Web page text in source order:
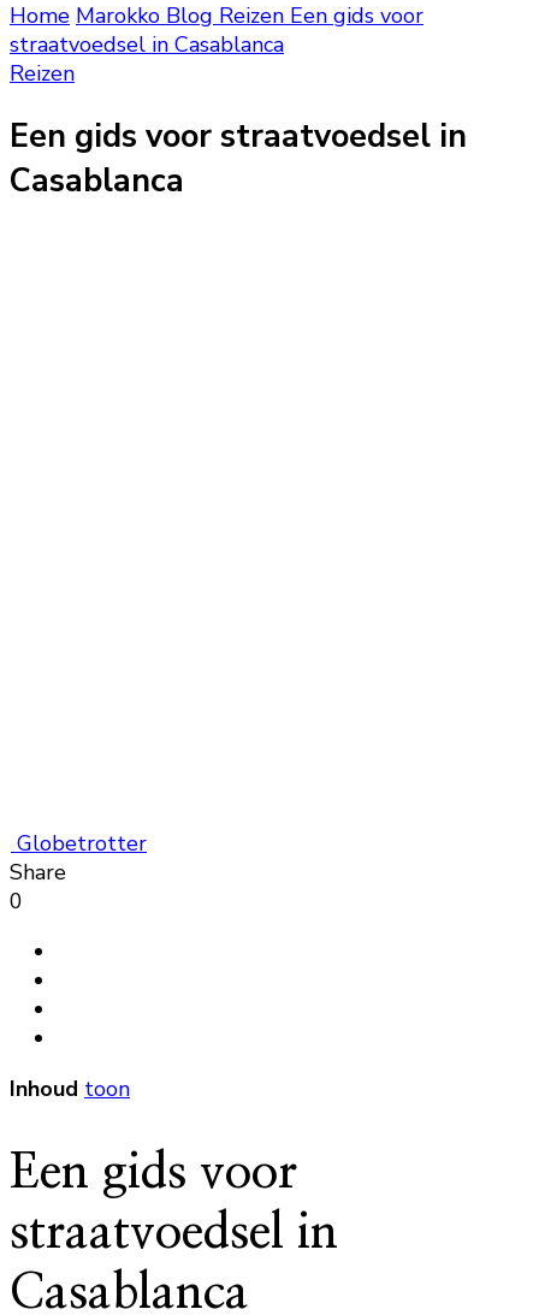
Home Marokko Blog Reizen Een gids voor
straatvoedsel in Casablanca
Reizen
Een gids voor straatvoedsel in
Casablanca
Globetrotter
Share
0
Inhoud toon
Een gids voor
straatvoedsel in
Casablanca